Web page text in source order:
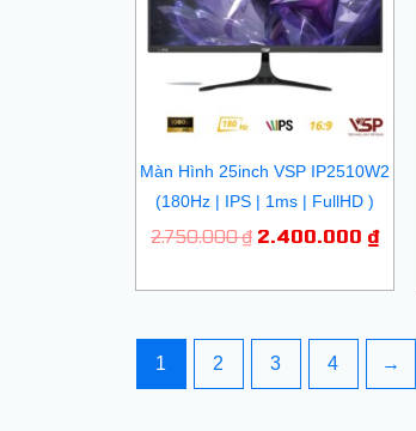
Màn Hình 25inch VSP IP2510W2
(180Hz | IPS | 1ms | FullHD )
2.750.000₫ 2.400.000 ₫
1 2 3 4 →